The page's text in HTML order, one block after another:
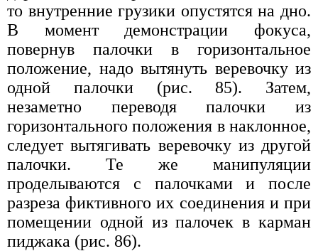
то внутренние грузики опустятся на дно.
В момент демонстрации фокуса,
повернув палочки в горизонтальное
положение, надо вытянуть веревочку из
одной палочки (рис. 85). Затем,
незаметно переводя палочки из
горизонтального положения в наклонное,
следует вытягивать веревочку из другой
палочки. Те же манипуляции
проделываются с палочками и после
разреза фиктивного их соединения и при
помещении одной из палочек в карман
пиджака (рис. 86).